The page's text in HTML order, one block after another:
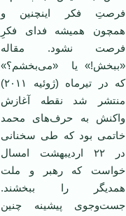
فرصتِ فکر اینچنین و
همچون همیشه فدای فکرِ
فرصت نشود. مقاله
«ببخش!» یا «می‌بخشم؟»
که در تیرماه (ژوئیه ۲۰۱۱)
منتشر شد نقطه آغازش
واکنش به حرف‌های محمد
خاتمی بود که طی سخنانی
در ۲۲ اردیبهشت امسال
خواست که رهبر و ملت
همدیگر را ببخشند.
جست‌و‌جوی پیشینه چنین